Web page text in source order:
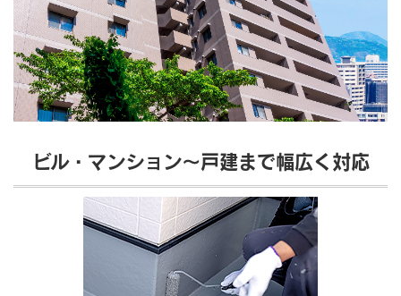
ビル・マンション～戸建まで幅広く対応